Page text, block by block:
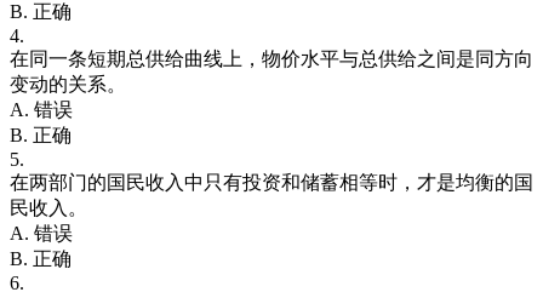
B. 正确
4.
在同一条短期总供给曲线上，物价水平与总供给之间是同方向
变动的关系。
A. 错误
B. 正确
5.
在两部门的国民收入中只有投资和储蓄相等时，才是均衡的国
民收入。
A. 错误
B. 正确
6.